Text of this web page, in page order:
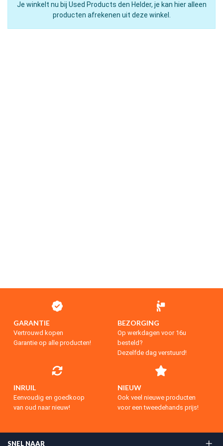
Je winkelt nu bij Used Products den Helder, je kan hier alleen
producten afrekenen uit deze winkel.
GARANTIE
Vertrouwd kopen
Garantie op alle producten!
BEZORGING
Op werkdagen voor 16u
besteld?
Dezelfde dag verstuurd!
INRUIL
Eenvoudig en goedkoop
van oud naar nieuw!
NIEUW
Ook veel nieuwe producten
voor een tweedehands prijs!
SNEL NAAR